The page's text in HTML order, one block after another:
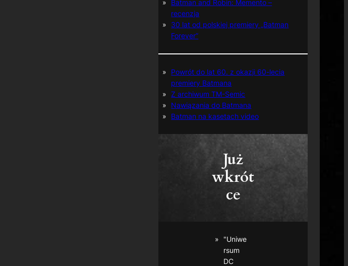
Batman and Robin: Memento –
recenzja
30 lat od polskiej premiery „Batman
Forever”
Powrót do lat 60. z okazji 60-lecia
premiery Batmana
Z archiwum TM-Semic
Nawiązania do Batmana
Batman na kasetach video
Już
wkrót
ce
"Uniwe
rsum
DC